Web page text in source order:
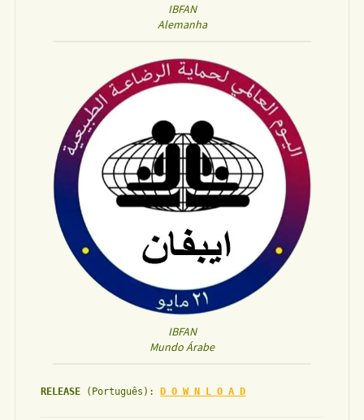
IBFAN
Alemanha
IBFAN
Mundo Árabe
RELEASE (Português):D O W N L O A D